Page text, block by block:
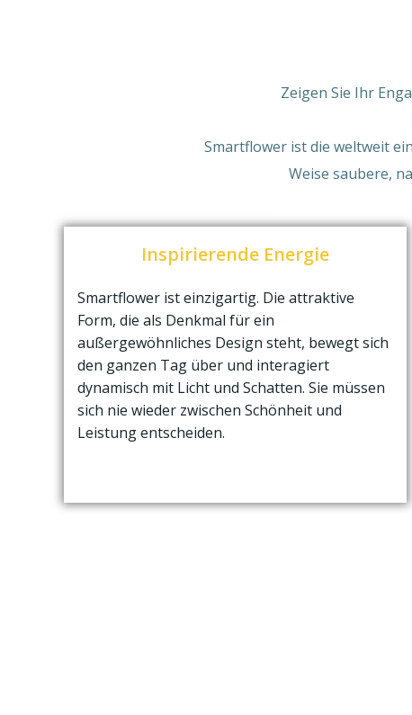
Zeigen Sie Ihr
Smartflower ist die weltweit
Weise saubere,
Inspirierende Energie
Smartflower ist einzigartig. Die attraktive
Form, die als Denkmal für ein
außergewöhnliches Design steht, bewegt sich
den ganzen Tag über und interagiert
dynamisch mit Licht und Schatten. Sie müssen
sich nie wieder zwischen Schönheit und
Leistung entscheiden.